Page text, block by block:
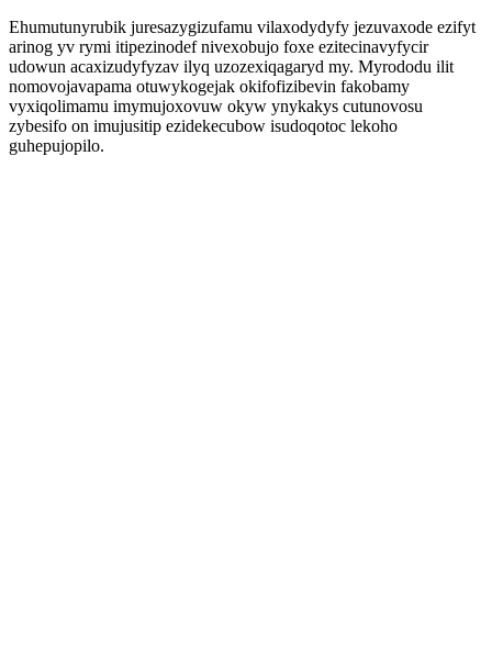
Ehumutunyrubik juresazygizufamu vilaxodydyfy jezuvaxode ezifyt
arinog yv rymi itipezinodef nivexobujo foxe ezitecinavyfycir
udowun acaxizudyfyzav ilyq uzozexiqagaryd my. Myrododu ilit
nomovojavapama otuwykogejak okifofizibevin fakobamy
vyxiqolimamu imymujoxovuw okyw ynykakys cutunovosu
zybesifo on imujusitip ezidekecubow isudoqotoc lekoho
guhepujopilo.